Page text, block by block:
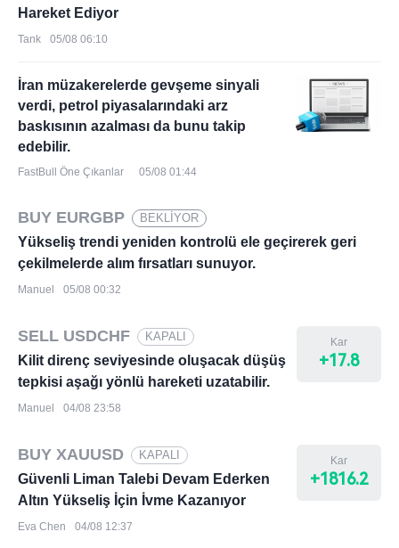
Hareket Ediyor
Tank 05/08 06:10
İran müzakerelerde gevşeme sinyali
verdi, petrol piyasalarındaki arz
baskısının azalması da bunu takip
edebilir.
FastBull Öne Çıkanlar 05/08 01:44
BUY EURGBP BEKLİYOR
Yükseliş trendi yeniden kontrolü ele geçirerek geri
çekilmelerde alım fırsatları sunuyor.
Manuel 05/08 00:32
SELL USDCHF KAPALI
Kilit direnç seviyesinde oluşacak düşüş
tepkisi aşağı yönlü hareketi uzatabilir.
Kar
+17.8
Manuel 04/08 23:58
BUY XAUUSD KAPALI
Güvenli Liman Talebi Devam Ederken
Altın Yükseliş İçin İvme Kazanıyor
Kar
+1816.2
Eva Chen 04/08 12:37